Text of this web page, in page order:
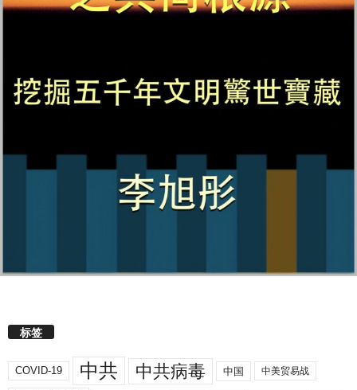
标签
COVID-19 中共 中共病毒 中国 中美贸易战